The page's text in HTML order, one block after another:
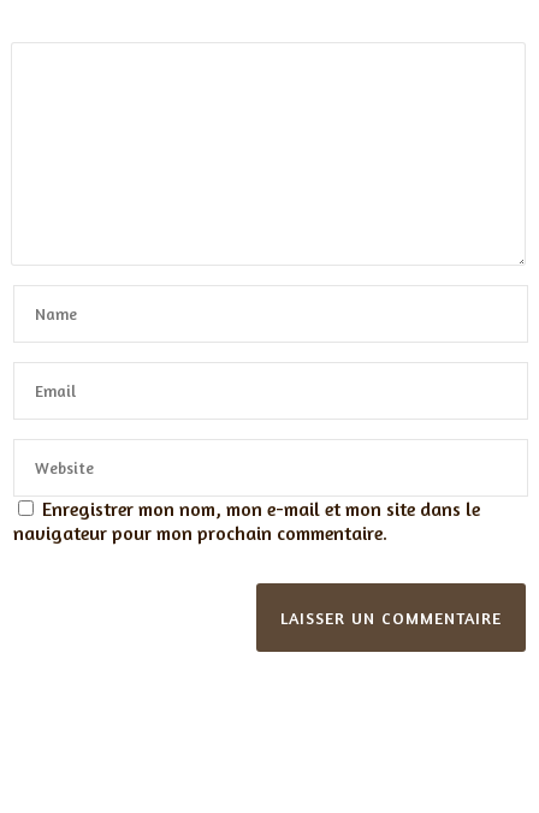
Enregistrer mon nom, mon e-mail et mon site dans le
navigateur pour mon prochain commentaire.